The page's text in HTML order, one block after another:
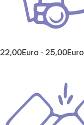
22,00Euro -